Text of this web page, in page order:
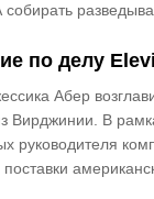
по делу
Абер
Вирджинии. В
руководителя